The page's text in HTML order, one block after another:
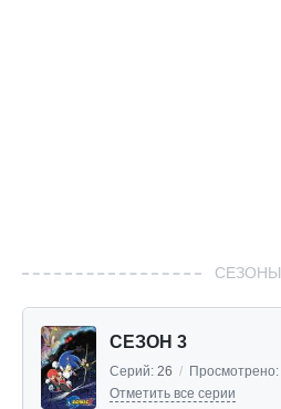
СЕЗОНЫ
СЕЗОН 3
Серий: 26 / Просмотрено:
Отметить все серии